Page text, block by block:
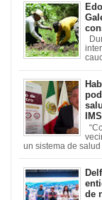
un sistema de salud
de